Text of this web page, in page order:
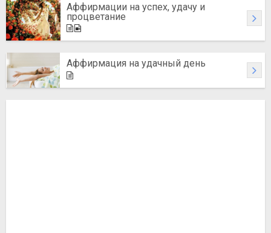
Аффирмации на успех, удачу и
процветание
Аффирмация на удачный день